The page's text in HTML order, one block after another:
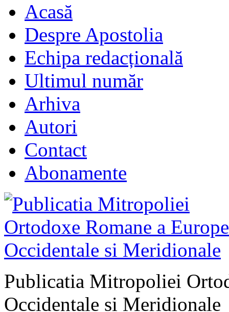
Acasă
Despre Apostolia
Echipa redacțională
Ultimul număr
Arhiva
Autori
Contact
Abonamente
Publicatia Mitropoliei
Occidentale si Meridionale